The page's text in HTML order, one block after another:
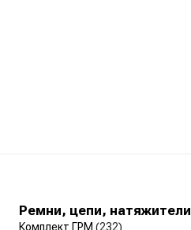
Ремни, цепи, натяжители
Комплект ГРМ (232)